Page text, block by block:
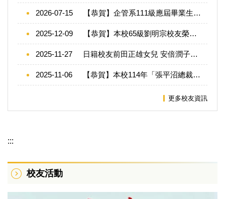
2026-07-15 【恭賀】企管系111級應屆畢業生錄取各校碩士班
2025-12-09 【恭賀】本校65級劉明宗校友榮獲114年客家事務專業獎章二等獎章
2025-11-27 日籍校友前田正雄女兒 安倍潤子女士拜會陳校長 台日情誼深厚
2025-11-06 【恭賀】本校114年「張平沼總裁暨陳淑珠董事長伉儷獎助學金」獲獎名單
更多校友資訊
:::
校友活動